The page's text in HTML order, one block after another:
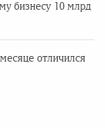
бизнесу 10 млрд
отличился